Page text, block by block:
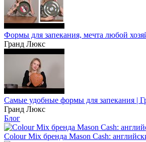
Формы для запекания, мечта любой
Гранд Люкс
Самые удобные формы для запекания |
Гранд Люкс
Блог
Colour Mix бренда Mason Cash: